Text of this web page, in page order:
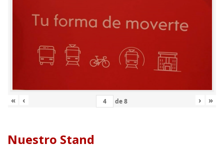
« ‹ de8 › »
Nuestro Stand